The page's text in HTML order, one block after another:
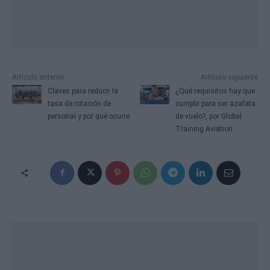
Artículo anterior
Claves para reducir la
tasa de rotación de
personal y por qué ocurre
Artículo siguiente
¿Qué requisitos hay que
cumplir para ser azafata
de vuelo?, por Global
Training Aviation